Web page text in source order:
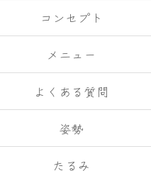
コンセプト
メニュー
よくある質問
姿勢
たるみ